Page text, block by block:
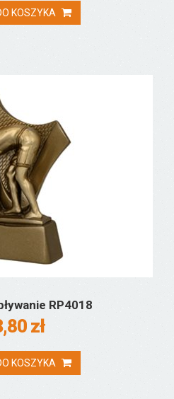
KOSZYKA
RP4018
zł
KOSZYKA